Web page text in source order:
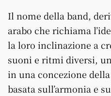
Il nome della band,
arabo che richiama
la loro inclinazione a
suoni e ritmi diversi,
in una concezione
basata sull’armonia e